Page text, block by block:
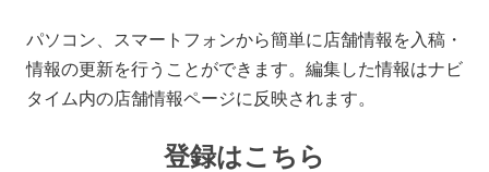
パソコン、スマートフォンから簡単に店舗情報を入稿・
情報の更新を行うことができます。編集した情報はナビ
タイム内の店舗情報ページに反映されます。
登録はこちら